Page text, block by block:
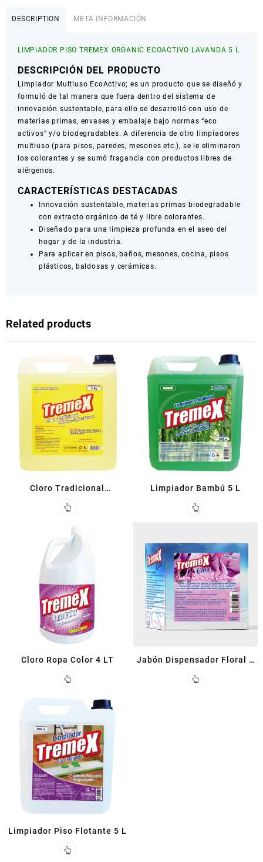
DESCRIPTION META INFORMACIÓN
LIMPIADOR PISO TREMEX ORGANIC ECOACTIVO LAVANDA 5 L
DESCRIPCIÓN DEL PRODUCTO
Limpiador Multiuso EcoActivo; es un producto que se diseñó y
formuló de tal manera que fuera dentro del sistema de
innovación sustentable, para ello se desarrolló con uso de
materias primas, envases y embalaje bajo normas “eco
activos” y/o biodegradables. A diferencia de otro limpiadores
multiuso (para pisos, paredes, mesones etc.), se le eliminaron
los colorantes y se sumó fragancia con productos libres de
alérgenos.
CARACTERÍSTICAS DESTACADAS
Innovación sustentable, materias primas biodegradable
con extracto orgánico de té y libre colorantes.
Diseñado para una limpieza profunda en el aseo del
hogar y de la industria.
Para aplicar en pisos, baños, mesones, cocina, pisos
plásticos, baldosas y cerámicas.
Related products
Cloro Tradicional
Concentrado 5 L
Limpiador Bambú 5 L
Cloro Ropa Color 4 LT
Jabón Dispensador Floral 1
L
Limpiador Piso Flotante 5 L